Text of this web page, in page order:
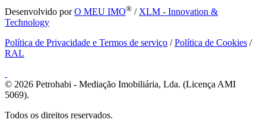
Desenvolvido porO MEU IMO® / XLM - Innovation &
Technology
Política de Privacidade e Termos de serviço /Política de Cookies /
RAL
© 2026 Petrohabi - Mediação Imobiliária, Lda. (Licença AMI
5069).
Todos os direitos reservados.